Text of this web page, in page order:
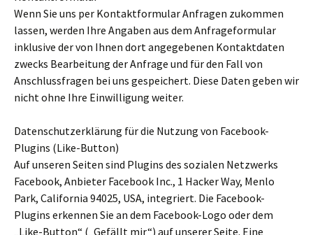
Wenn Sie uns per Kontaktformular Anfragen zukommen
lassen, werden Ihre Angaben aus dem Anfrageformular
inklusive der von Ihnen dort angegebenen Kontaktdaten
zwecks Bearbeitung der Anfrage und für den Fall von
Anschlussfragen bei uns gespeichert. Diese Daten geben wir
nicht ohne Ihre Einwilligung weiter.
Datenschutzerklärung für die Nutzung von Facebook-
Plugins (Like-Button)
Auf unseren Seiten sind Plugins des sozialen Netzwerks
Facebook, Anbieter Facebook Inc., 1 Hacker Way, Menlo
Park, California 94025, USA, integriert. Die Facebook-
Plugins erkennen Sie an dem Facebook-Logo oder dem
„Like-Button“ („Gefällt mir“) auf unserer Seite. Eine